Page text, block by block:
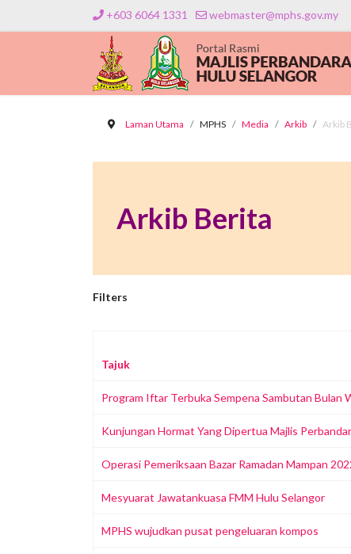
+603 6064 1331 webmaster@mphs.gov.my
Laman Utama MPHS Media Arkib Arkib
Arkib Berita
Filters
Tajuk
Program Iftar Terbuka Sempena Sambutan
Kunjungan Hormat Yang Dipertua Majlis
Operasi Pemeriksaan Bazar Ramadan Mampan
Mesyuarat Jawatankuasa FMM Hulu Selangor
MPHS wujudkan pusat pengeluaran kompos